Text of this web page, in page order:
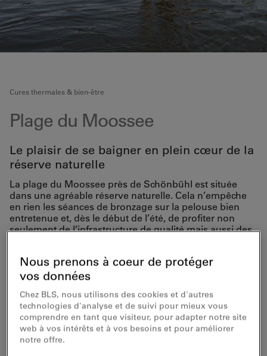
Cures thermales & bien-être
Plage du Moossee
Le plaisir de se baigner en plein cœur de la
réserve naturelle
La plage du Moossee près de Schönbühl est située
dans une agréable réserve naturelle. Cela n’empêche
en rien les séances de bronzage sur la pelouse bien
entretenue et, dès le début de l’été, de profiter non
seulement de l’infrastructure de qualité mais aussi des
naturelle, d’un sautoir, d’une pataugeoire, d’une aire de
jeux pour enfants et d’un restaurant.
Offre Infrastructure et restauration
Nous prenons à coeur de protéger
vos données
Chez BLS, nous utilisons des cookies et d'autres
technologies d'analyse et de suivi pour mieux vous
comprendre en tant que visiteur, pour adapter notre site
web à vos intérêts et à vos besoins et pour améliorer
notre offre.